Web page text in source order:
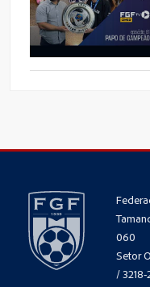
060
Setor
/